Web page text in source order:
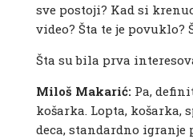
sve postoji? Kad si
video? Šta te je povuklo?
Šta su bila prva
Miloš Makarić:Pa,
košarka. Lopta, košarka,
deca, standardno igranje